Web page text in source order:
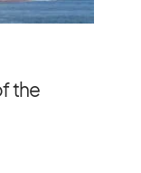
the